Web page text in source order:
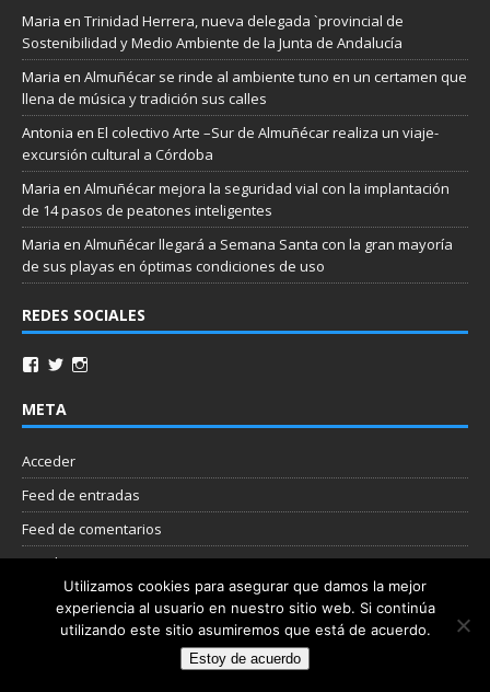
Maria en Trinidad Herrera, nueva delegada `provincial de
Sostenibilidad y Medio Ambiente de la Junta de Andalucía
Maria en Almuñécar se rinde al ambiente tuno en un certamen que
llena de música y tradición sus calles
Antonia en El colectivo Arte –Sur de Almuñécar realiza un viaje-
excursión cultural a Córdoba
Maria en Almuñécar mejora la seguridad vial con la implantación
de 14 pasos de peatones inteligentes
Maria en Almuñécar llegará a Semana Santa con la gran mayoría
de sus playas en óptimas condiciones de uso
REDES SOCIALES
META
Acceder
Feed de entradas
Feed de comentarios
WordPress.org
Nube de etiquetas
Copyright © 2026 | Plantilla WordPress por
Utilizamos cookies para asegurar que damos la mejor
experiencia al usuario en nuestro sitio web. Si continúa
utilizando este sitio asumiremos que está de acuerdo.
Estoy de acuerdo